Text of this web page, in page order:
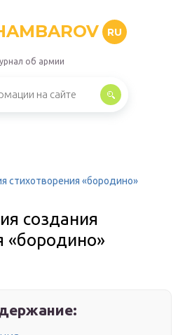
RU
об армии
стихотворения «бородино»
создания
«бородино»